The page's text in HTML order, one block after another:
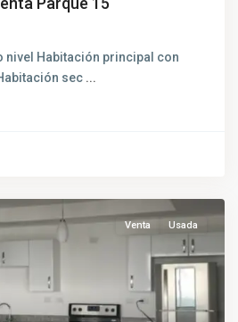
nivel Habitación principal con
sec ...
Venta Usada